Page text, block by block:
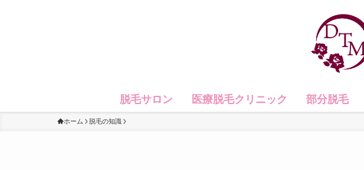
脱毛サロン 医療脱毛クリニック 部分脱毛
ホーム 脱毛の知識